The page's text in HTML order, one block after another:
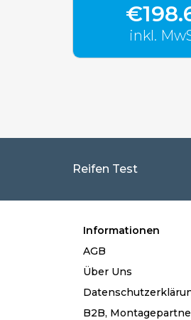
inkl.
Reifen Test
Informationen
AGB
Über Uns
B2B,